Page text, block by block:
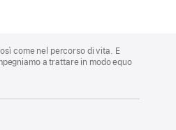
come nel percorso di vita. E
a trattare in modo equo